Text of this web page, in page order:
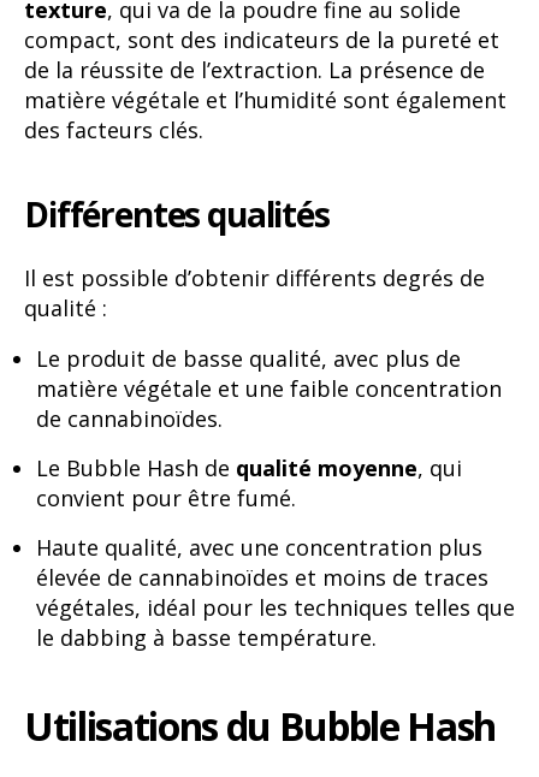
texture, qui va de la poudre fine au solide
compact, sont des indicateurs de la pureté et
de la réussite de l’extraction. La présence de
matière végétale et l’humidité sont également
des facteurs clés.
Différentes qualités
Il est possible d’obtenir différents degrés de
qualité :
Le produit de basse qualité, avec plus de
matière végétale et une faible concentration
de cannabinoïdes.
Le Bubble Hash de qualité moyenne, qui
convient pour être fumé.
Haute qualité, avec une concentration plus
élevée de cannabinoïdes et moins de traces
végétales, idéal pour les techniques telles que
le dabbing à basse température.
Utilisations du Bubble Hash